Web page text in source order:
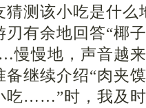
猜测该小吃是什么
有余地回答“椰
慢地，声音越
备继续介绍“肉夹
吃……”时，我及